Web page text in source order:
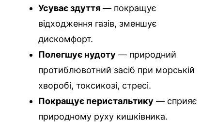
Усуває здуття — покращує
відходження газів, зменшує
дискомфорт.
Полегшує нудоту — природний
протиблювотний засіб при морській
хворобі, токсикозі, стресі.
Покращує перистальтику — сприяє
природному руху кишківника.